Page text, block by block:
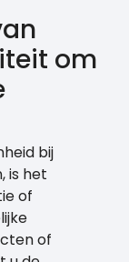
om
bij
is het
of
of